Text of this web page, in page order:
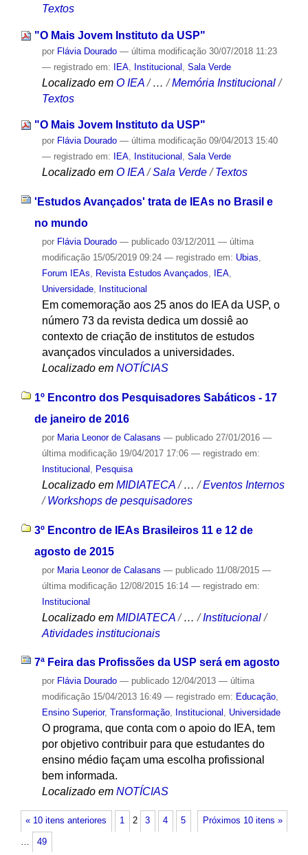
Textos
"O Mais Jovem Instituto da USP"
por Flávia Dourado — última modificação30/07/2018 11:23
— registrado em: IEA, Institucional Sala Verde
Localizado em O IEA /…/Memória Institucional /
Textos
"O Mais Jovem Instituto da USP"
por Flávia Dourado — última modificação09/04/2013 15:40
— registrado em:
IEA, Institucional , Sala Verde
Localizado em O IEA /Sala Verde / Textos
'Estudos Avançados' trata de IEAs no Brasil e
no mundo
por Flávia Dourado — publicado03/12/2011 — última
modificação15/05/2019 09:24 — registrado em: Ubias,
Forum IEAs, Revista Estudos Avançados, IEA,
Universidade, Institucional
Em comemoração aos 25 anos do IEA da USP, o
número 73 da revista dedica um dossiê ao
contexto de criação de institutos de estudos
avançados vinculados a universidades.
Localizado em NOTÍCIAS
1º Encontro dos Pesquisadores Sabáticos - 17
de janeiro de 2016
por Maria Leonor de Calasans — publicado27/01/2016 —
última modificação19/04/2017 17:06 — registrado em:
Institucional
Pesquisa
Localizado em MIDIATECA /…/Eventos Internos
/Workshops de pesquisadores
3º Encontro de IEAs Brasileiros 11 e 12 de
agosto de 2015
por Maria Leonor de Calasans — publicado11/08/2015 —
última modificação12/08/2015 16:14 — registrado em:
Institucional
Localizado em MIDIATECA /…/Institucional /
Atividades institucionais
7ª Feira das Profissões da USP será em agosto
por Flávia Dourado — publicado12/04/2013 — última
modificação15/04/2013 16:49 — registrado em: Educação,
Ensino Superior, Transformação, Institucional , Universidade
O programa, que conta com o apoio do IEA, tem
por objetivo contribuir para que estudantes do
ensino médio façam uma escolha profissional
bem informada.
Localizado em NOTÍCIAS
« 10 itens anteriores Próximos 10 itens »
1 2 3 4 5
… 49